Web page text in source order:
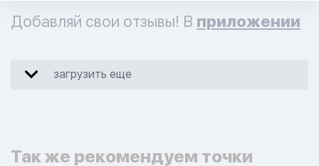
Добавляй свои отзывы! В приложении
загрузить еще
Так же рекомендуем точки